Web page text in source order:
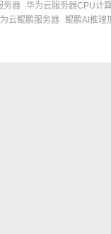
务器 华为云服务器CPU计
云鲲鹏服务器 鲲鹏AI推理